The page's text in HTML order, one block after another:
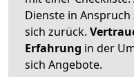
Dienste in
sich zurück.
Erfahrung in der
sich Angebote.